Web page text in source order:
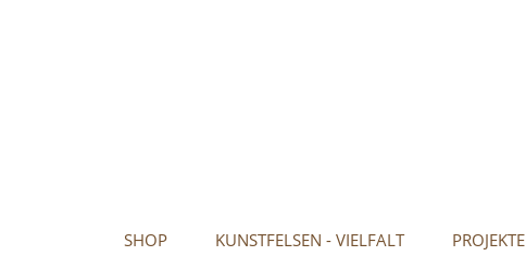
SHOP KUNSTFELSEN - VIELFALT PROJEKTE